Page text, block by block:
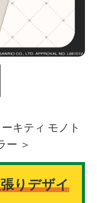
キティ モノト
ー ＞
りデザイ